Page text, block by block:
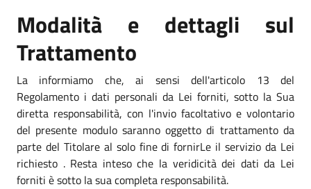
Modalità e dettagli sul
Trattamento
La informiamo che, ai sensi dell'articolo 13 del
Regolamento i dati personali da Lei forniti, sotto la Sua
diretta responsabilità, con l'invio facoltativo e volontario
del presente modulo saranno oggetto di trattamento da
parte del Titolare al solo fine di fornirLe il servizio da Lei
richiesto . Resta inteso che la veridicità dei dati da Lei
forniti è sotto la sua completa responsabilità.